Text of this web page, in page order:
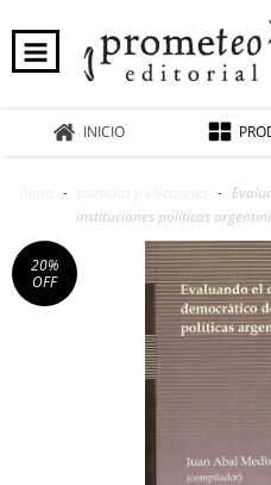
INICIO
- -
instituciones políticas
20%
OFF